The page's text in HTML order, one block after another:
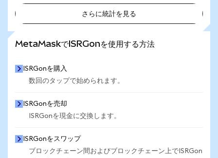
さらに統計を見る
MetaMaskでISRGonを使用する方法
ISRGonを購入
数回のタップで始められます。
ISRGonを売却
ISRGonを現金に交換します。
ISRGonをスワップ
ブロックチェーン間およびブロックチェーン上でISRGon